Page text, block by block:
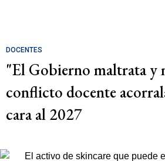
DOCENTES
"El Gobierno maltrata y
conflicto docente
cara al 2027